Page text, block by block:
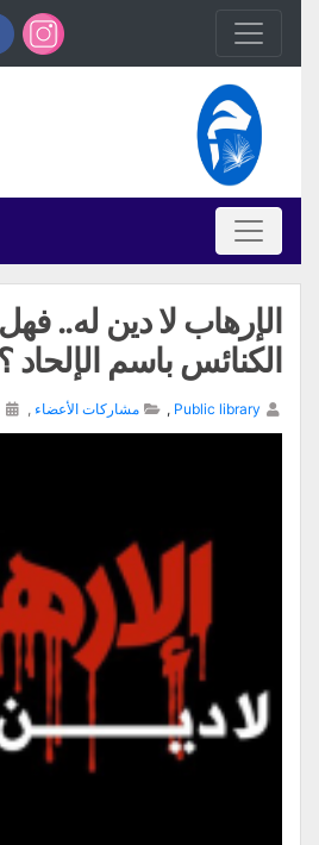
الإرهاب لا دين له..
الكنائس باسم الإلحاد ؟
Public library
, مشاركات الأعضاء ,